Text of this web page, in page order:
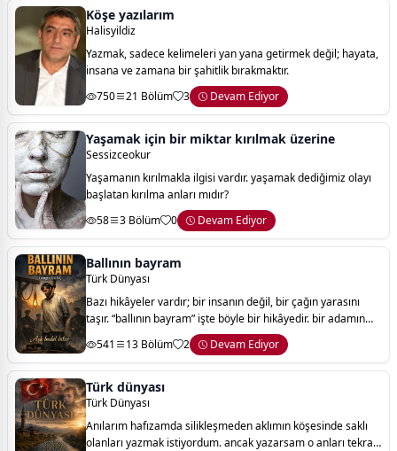
Köşe yazılarım
Halisyildiz
Yazmak, sadece kelimeleri yan yana getirmek değil; hayata,
insana ve zamana bir şahitlik bırakmaktır.
750
21 Bölüm 3 Devam Ediyor
Yaşamak için bir miktar kırılmak üzerine
Sessizceokur
Yaşamanın kırılmakla ilgisi vardır. yaşamak dediğimiz olayı
başlatan kırılma anları mıdır?
58
3 Bölüm 0 Devam Ediyor
Ballının bayram
Türk Dünyası
Bazı hikâyeler vardır; bir insanın değil, bir çağın yarasını
taşır. “ballının bayram” işte böyle bir hikâyedir. bir adamın
kaderine yazılmış bir son gibi görünür… ama aslında,
susanların, korkanların
541 13 Bölüm 2 Devam Ediyor
Türk dünyası
Türk Dünyası
Anılarım hafızamda silikleşmeden aklımın köşesinde saklı
olanları yazmak istiyordum. ancak yazarsam o anları tekrar